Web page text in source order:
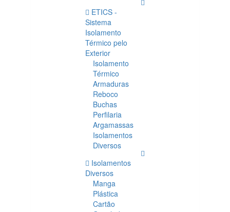
ETICS -
Sistema
Isolamento
Térmico pelo
Exterior
Isolamento
Térmico
Armaduras
Reboco
Buchas
Perfilaria
Argamassas
Isolamentos
Diversos
Isolamentos
Diversos
Manga
Plástica
Cartão